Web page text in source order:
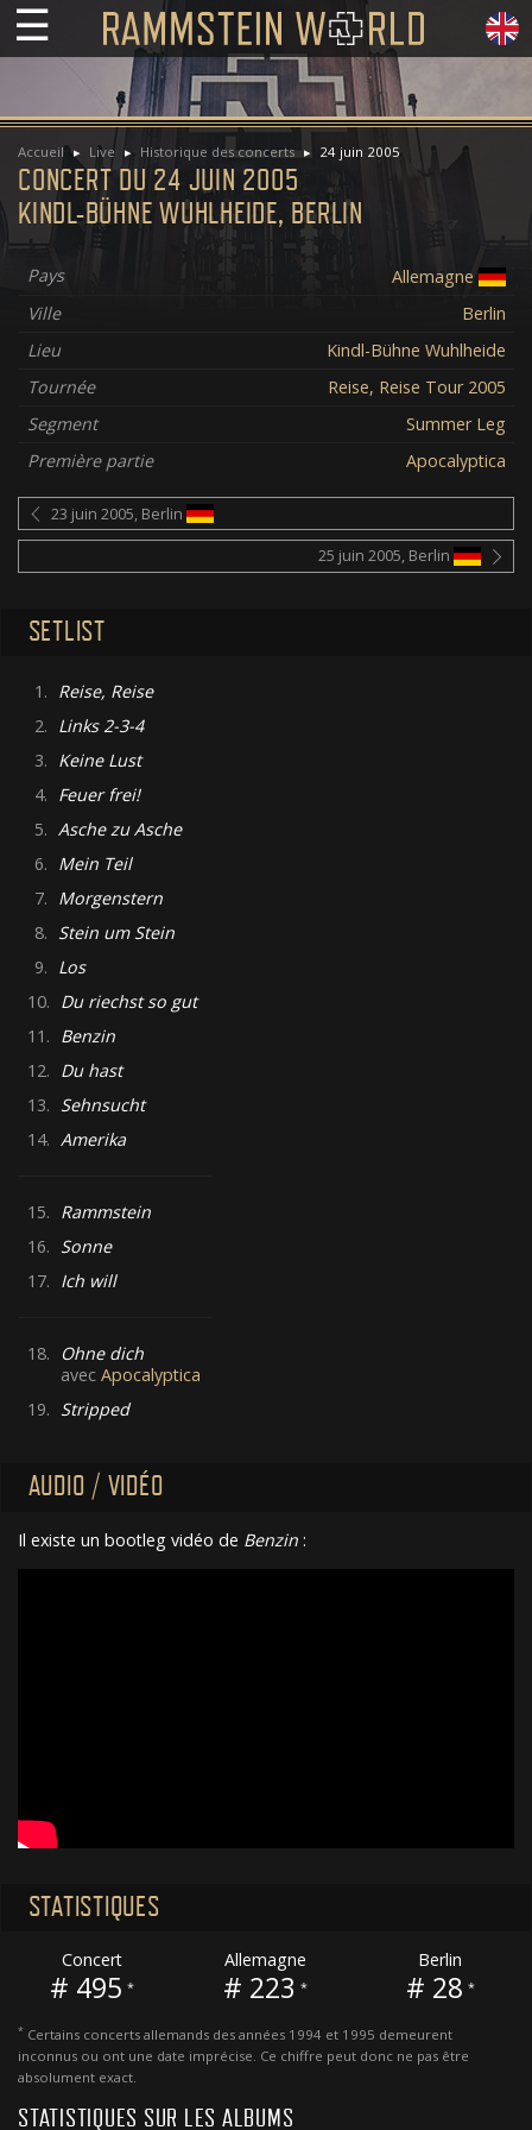
☰
Accueil Live Historique des concerts 24 juin 2005
CONCERT DU 24 JUIN 2005
KINDL-BÜHNE WUHLHEIDE, BERLIN
Pays
Allemagne
Ville
Berlin
Lieu
Kindl-Bühne Wuhlheide
Tournée
Reise, Reise Tour 2005
Segment
Summer Leg
Première partie
Apocalyptica
23 juin 2005, Berlin
25 juin 2005, Berlin
SETLIST
1. Reise, Reise
2. Links 2-3-4
3. Keine Lust
4. Feuer frei!
5. Asche zu Asche
6. Mein Teil
7. Morgenstern
8. Stein um Stein
9. Los
10. Du riechst so gut
11. Benzin
12. Du hast
13. Sehnsucht
14. Amerika
15. Rammstein
16. Sonne
17. Ich will
18.
Ohne dich
avec Apocalyptica
19. Stripped
AUDIO / VIDÉO
Il existe un bootleg vidéo de Benzin :
STATISTIQUES
Concert
# 495 *
Allemagne
# 223 *
Berlin
# 28 *
* Certains concerts allemands des années 1994 et 1995 demeurent
inconnus ou ont une date imprécise. Ce chiffre peut donc ne pas être
absolument exact.
STATISTIQUES SUR LES ALBUMS